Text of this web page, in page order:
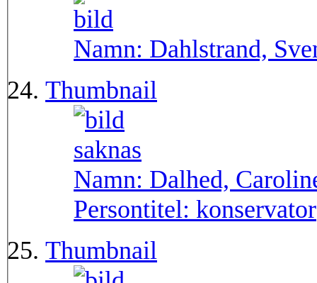
Namn: Dahlstrand,
Thumbnail
Namn: Dalhed,
Persontitel: konservator
Thumbnail